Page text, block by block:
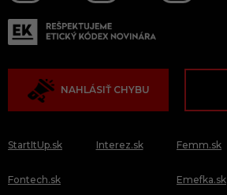
NAHLÁSIŤ CHYBU
StartItUp.sk
Fontech.sk
Interez.sk Femm.sk
Emefka.sk